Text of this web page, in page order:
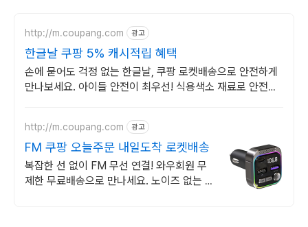
http://m.coupang.com 광고
한글날 쿠팡 5% 캐시적립 혜택
손에 묻어도 걱정 없는 한글날, 쿠팡 로켓배송으로 안전하게
만나보세요. 아이들 안전이 최우선! 식용색소 재료로 안전한
http://m.coupang.com 광고
FM 쿠팡 오늘주문 내일도착 로켓배송
복잡한 선 없이 FM 무선 연결! 와우회원 무
제한 무료배송으로 만나세요. 노이즈 없는 블